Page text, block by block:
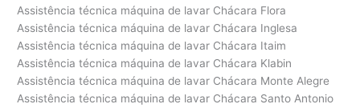
Assistência técnica máquina de lavar Chácara Flora
Assistência técnica máquina de lavar Chácara Inglesa
Assistência técnica máquina de lavar Chácara Itaim
Assistência técnica máquina de lavar Chácara Klabin
Assistência técnica máquina de lavar Chácara Monte Alegre
Assistência técnica máquina de lavar Chácara Santo Antonio